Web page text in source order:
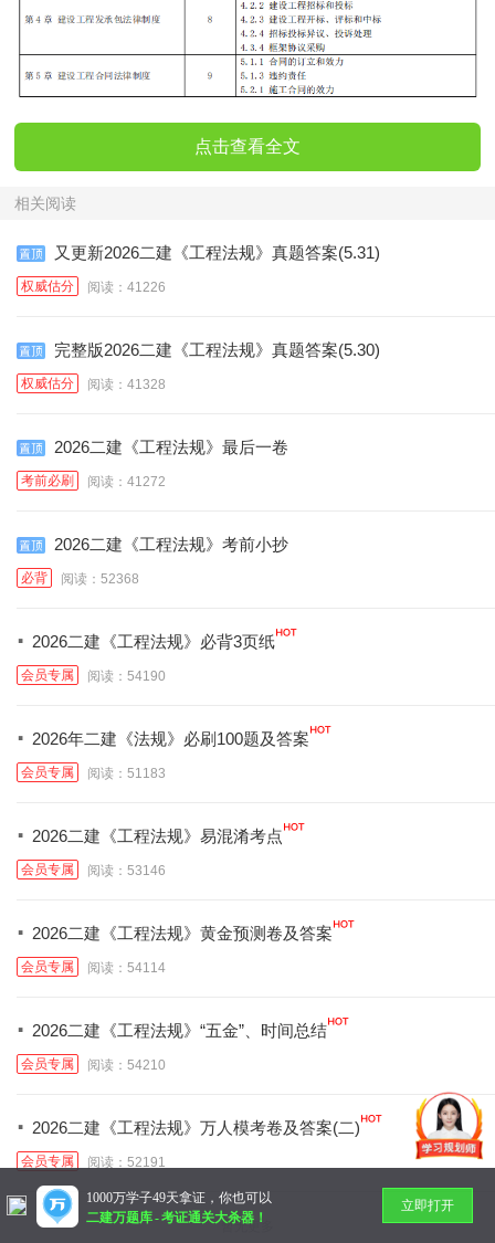
点击查看全文
相关阅读
又更新2026二建《工程法规》真题答案(5.31)
权威估分 阅读：41226
完整版2026二建《工程法规》真题答案(5.30)
权威估分 阅读：41328
2026二建《工程法规》最后一卷
考前必刷 阅读：41272
2026二建《工程法规》考前小抄
必背 阅读：52368
· 2026二建《工程法规》必背3页纸
会员专属 阅读：54190
· 2026年二建《法规》必刷100题及答案
会员专属 阅读：51183
· 2026二建《工程法规》易混淆考点
会员专属 阅读：53146
· 2026二建《工程法规》黄金预测卷及答案
会员专属 阅读：54114
· 2026二建《工程法规》“五金”、时间总结
会员专属 阅读：54210
· 2026二建《工程法规》万人模考卷及答案(二)
会员专属 阅读：52191
暂无更多
1000万学子49天拿证，你也可以
二建万题库-考证通关大杀器！
立即打开